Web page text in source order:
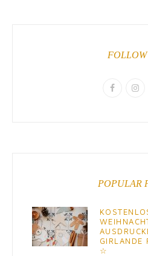
POPULAR
GIRLANDE
☆